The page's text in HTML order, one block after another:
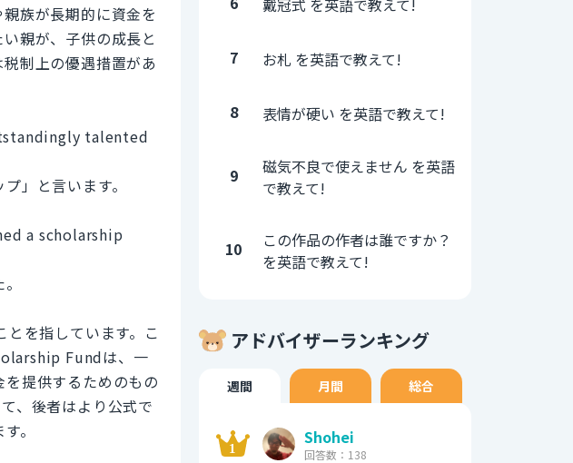
族が長期的に資金を
親が、子供の成長と
制上の優遇措置があ
talented
」と言います。
a scholarship
を指しています。こ
Fundは、一
提供するためのもの
、後者はより公式で
。
7 お札 を英語で教えて!
8 表情が硬い を英語で教えて!
9
磁気不良で使えません を英語
で教えて!
10
この作品の作者は誰ですか？
を英語で教えて!
アドバイザーランキング
週間 月間 総合
Shohei
回答数：138